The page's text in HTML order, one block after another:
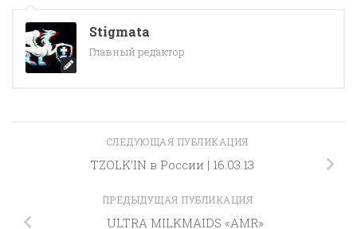
Stigmata
Главный редактор
СЛЕДУЮЩАЯ ПУБЛИКАЦИЯ
TZOLK’IN в России | 16.03.13
ПРЕДЫДУЩАЯ ПУБЛИКАЦИЯ
ULTRA MILKMAIDS «AMR»